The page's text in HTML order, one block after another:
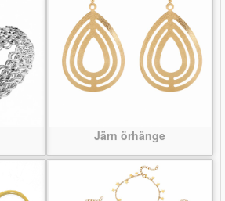
Järn örhänge